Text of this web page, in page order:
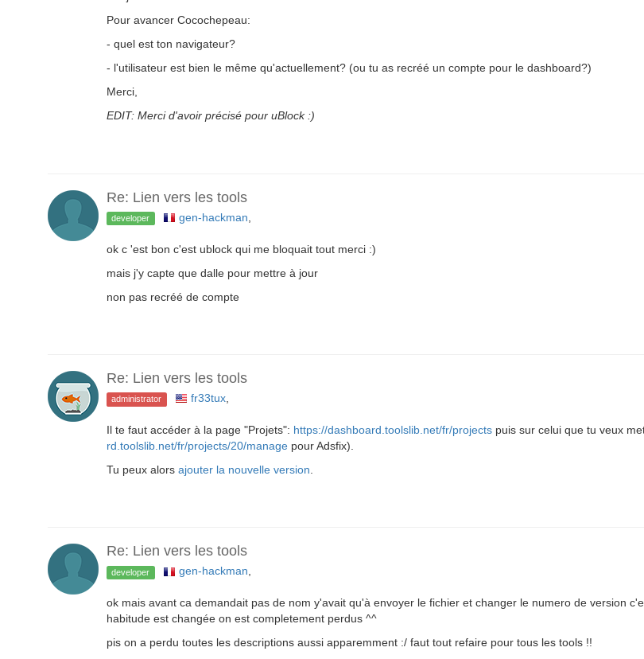
Pour avancer Cocochepeau:
- quel est ton navigateur?
- l'utilisateur est bien le même qu'actuellement? (ou tu as recréé un compte pour le dashboard?)
Merci,
EDIT: Merci d'avoir précisé pour uBlock :)
Re: Lien vers les tools
developer gen-hackman
ok c 'est bon c'est ublock qui me bloquait tout merci :)
mais j'y capte que dalle pour mettre à jour
non pas recréé de compte
Re: Lien vers les tools
administrator fr33tux,
Il te faut accéder à la page "Projets": https://dashboard.toolslib.net/fr/projects puis sur celui que tu veux
rd.toolslib.net/fr/projects/20/manage pour Adsfix).
Tu peux alors ajouter la nouvelle version
Re: Lien vers les tools
developer gen-hackman,
ok mais avant ca demandait pas de nom y'avait qu'à envoyer le fichier et changer le numero de version
habitude est changée on est completement perdus ^^
pis on a perdu toutes les descriptions aussi apparemment :/ faut tout refaire pour tous les tools !!